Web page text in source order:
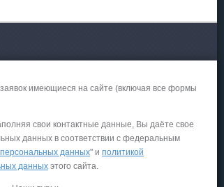
имеющиеся на сайте (включая все формы
свои контактные данные, Вы даёте свое
данных в соответствии с федеральным
данных" и политикой
данных этого сайта.